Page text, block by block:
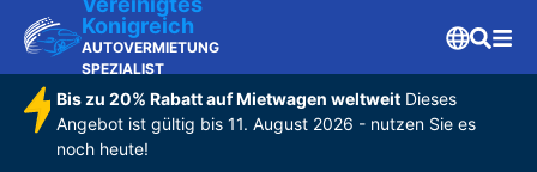
Konigreich
AUTOVERMIETUNG
SPEZIALIST
Bis zu 20% Rabatt auf Mietwagen weltweitDieses
Angebot ist gültig bis 11. August 2026 - nutzen Sie es
noch heute!